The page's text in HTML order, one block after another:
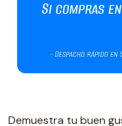
Demuestra tu buen